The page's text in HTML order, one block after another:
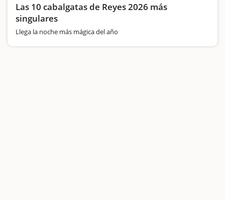
Las 10 cabalgatas de Reyes 2026 más
singulares
Llega la noche más mágica del año